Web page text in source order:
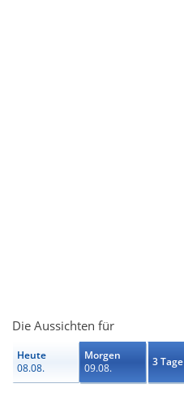
Die Aussichten für
Heute
08.08.
Morgen
09.08.
3 Tage